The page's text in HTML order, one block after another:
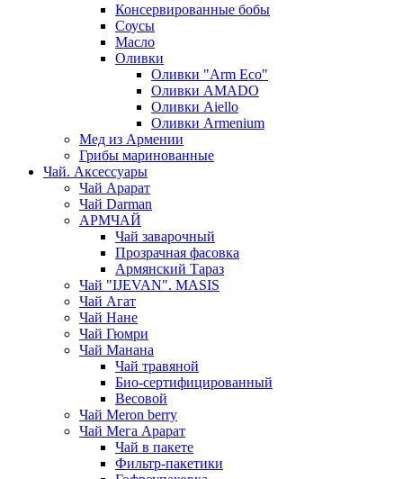
Консервированные бобы
Соусы
Масло
Оливки
Оливки "Arm Eco"
Оливки AMADO
Оливки Aiello
Оливки Armenium
Мед из Армении
Грибы маринованные
Чай. Аксессуары
Чай Арарат
Чай Darman
АРМЧАЙ
Чай заварочный
Прозрачная фасовка
Армянский Тараз
Чай "IJEVAN". MASIS
Чай Агат
Чай Нане
Чай Гюмри
Чай Манана
Чай травяной
Био-сертифицированный
Весовой
Чай Meron berry
Чай Мега Арарат
Чай в пакете
Фильтр-пакетики